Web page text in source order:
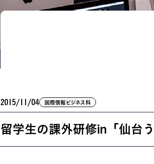
学科・専攻案内
イベント案内
2015/11/04 国際情報ビジネス科
留学生の課外研修in「仙台